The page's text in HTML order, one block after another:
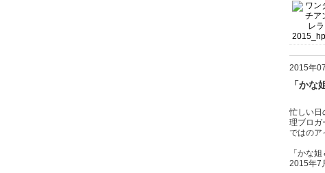
2015年
「か
忙しい日
理ブロガ
ではのア
「かな
2015年7